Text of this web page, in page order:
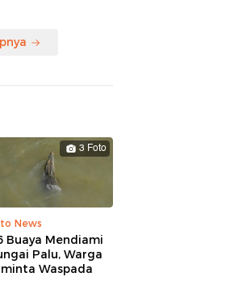
3 Foto
News
Buaya Mendiami
Palu, Warga
Waspada